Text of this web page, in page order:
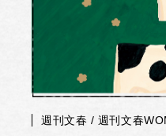
週刊文春 / 週刊文春